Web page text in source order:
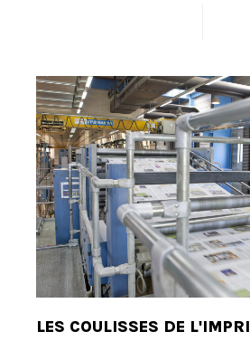
LES COULISSES DE